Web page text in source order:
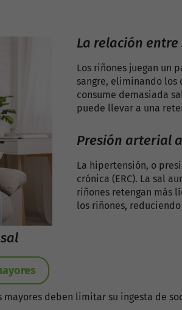
La relación
Los riñones juegan un
sangre, eliminando los
consume demasiada
puede llevar a una
Presión arterial
La hipertensión, o
crónica (ERC). La sal
riñones retengan más
los riñones,
mayores deben limitar su ingesta de